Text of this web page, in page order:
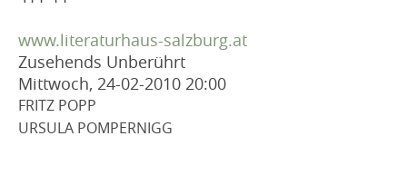
www.literaturhaus-salzburg.at
Zusehends Unberührt
Mittwoch, 24-02-2010 20:00
FRITZ POPP
URSULA POMPERNIGG